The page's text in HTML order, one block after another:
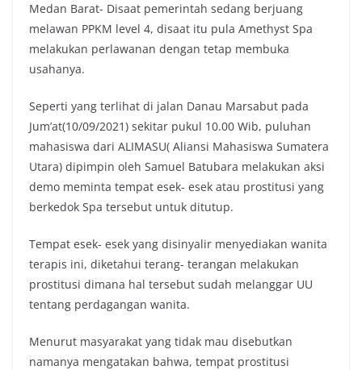
Medan Barat- Disaat pemerintah sedang berjuang
melawan PPKM level 4, disaat itu pula Amethyst Spa
melakukan perlawanan dengan tetap membuka
usahanya.
Seperti yang terlihat di jalan Danau Marsabut pada
Jum’at(10/09/2021) sekitar pukul 10.00 Wib, puluhan
mahasiswa dari ALIMASU( Aliansi Mahasiswa Sumatera
Utara) dipimpin oleh Samuel Batubara melakukan aksi
demo meminta tempat esek- esek atau prostitusi yang
berkedok Spa tersebut untuk ditutup.
Tempat esek- esek yang disinyalir menyediakan wanita
terapis ini, diketahui terang- terangan melakukan
prostitusi dimana hal tersebut sudah melanggar UU
tentang perdagangan wanita.
Menurut masyarakat yang tidak mau disebutkan
namanya mengatakan bahwa, tempat prostitusi